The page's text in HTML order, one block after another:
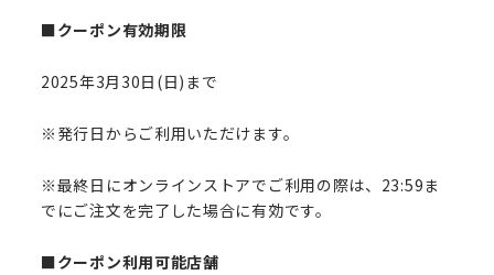
■クーポン有効期限
2025年3月30日(日)まで
※発行日からご利用いただけます。
※最終日にオンラインストアでご利用の際は、23:59ま
でにご注文を完了した場合に有効です。
■クーポン利用可能店舗